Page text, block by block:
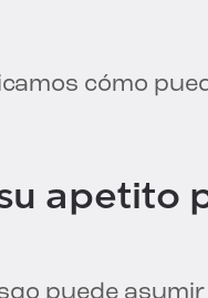
cómo
apetito
puede